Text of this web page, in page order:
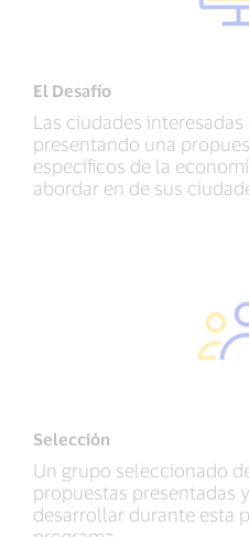
El Desafío
Las ciudades
presentando una
específicos de la
abordar en de sus
Selección
Un grupo seleccionado
propuestas presentadas
desarrollar durante esta